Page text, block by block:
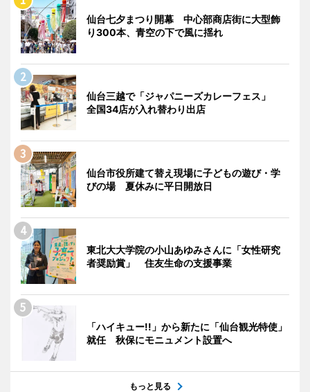
仙台七夕まつり開幕 中心部商店街に大型飾
り300本、青空の下で風に揺れ
仙台三越で「ジャパニーズカレーフェス」
全国34店が入れ替わり出店
仙台市役所建て替え現場に子どもの遊び・学
びの場 夏休みに平日開放日
東北大大学院の小山あゆみさんに「女性研究
者奨励賞」 住友生命の支援事業
「ハイキュー!!」から新たに「仙台観光特使」
就任 秋保にモニュメント設置へ
もっと見る